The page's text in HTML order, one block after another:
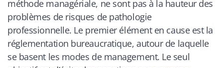
méthode managériale, ne sont pas à la hauteur des
problèmes de risques de pathologie
professionnelle. Le premier élément en cause est la
réglementation bureaucratique, autour de laquelle
se basent les modes de management. Le seul